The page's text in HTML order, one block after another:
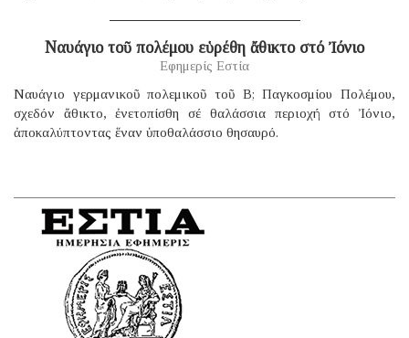
Ναυάγιο τοῦ πολέμου εὑρέθη ἄθικτο στό Ἰόνιο
Εφημερίς Εστία
Ναυάγιο γερμανικοῦ πολεμικοῦ τοῦ B; Παγκοσμίου Πολέμου,
σχεδόν ἄθικτο, ἐνετοπίσθη σέ θαλάσσια περιοχή στό Ἰόνιο,
ἀποκαλύπτοντας ἕναν ὑποθαλάσσιο θησαυρό.